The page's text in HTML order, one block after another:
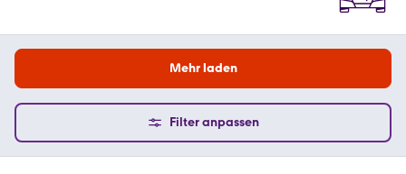
Mehr laden
Filter anpassen